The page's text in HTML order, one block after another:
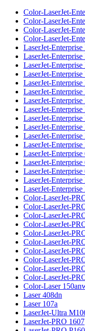
Color-LaserJet-
Color-LaserJet-
Color-LaserJet-
Color-LaserJet-
LaserJet-Enterprise
LaserJet-Enterprise
LaserJet-
LaserJet-
LaserJet-
LaserJet-
LaserJet-
LaserJet-
LaserJet-
LaserJet-
LaserJet-
LaserJet-
LaserJet-
LaserJet-
LaserJet-
LaserJet-
LaserJet-
Color-LaserJet-
Color-LaserJet-
Color-LaserJet-
Color-LaserJet-
Color-LaserJet-
Color-LaserJet-
Color-LaserJet-
Color-LaserJet-
Color-LaserJet-
Color-LaserJet-
Color-Laser
Laser 408dn
Laser 107a
LaserJet-Ultra
LaserJet-PRO 1607